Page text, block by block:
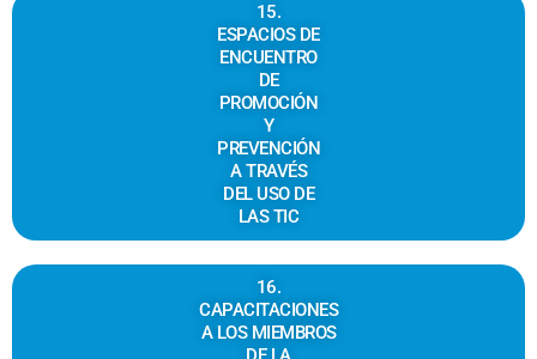
15.
ESPACIOS DE
ENCUENTRO
DE
PROMOCIÓN
Y
PREVENCIÓN
A TRAVÉS
DEL USO DE
LAS TIC
16.
CAPACITACIONES
A LOS MIEMBROS